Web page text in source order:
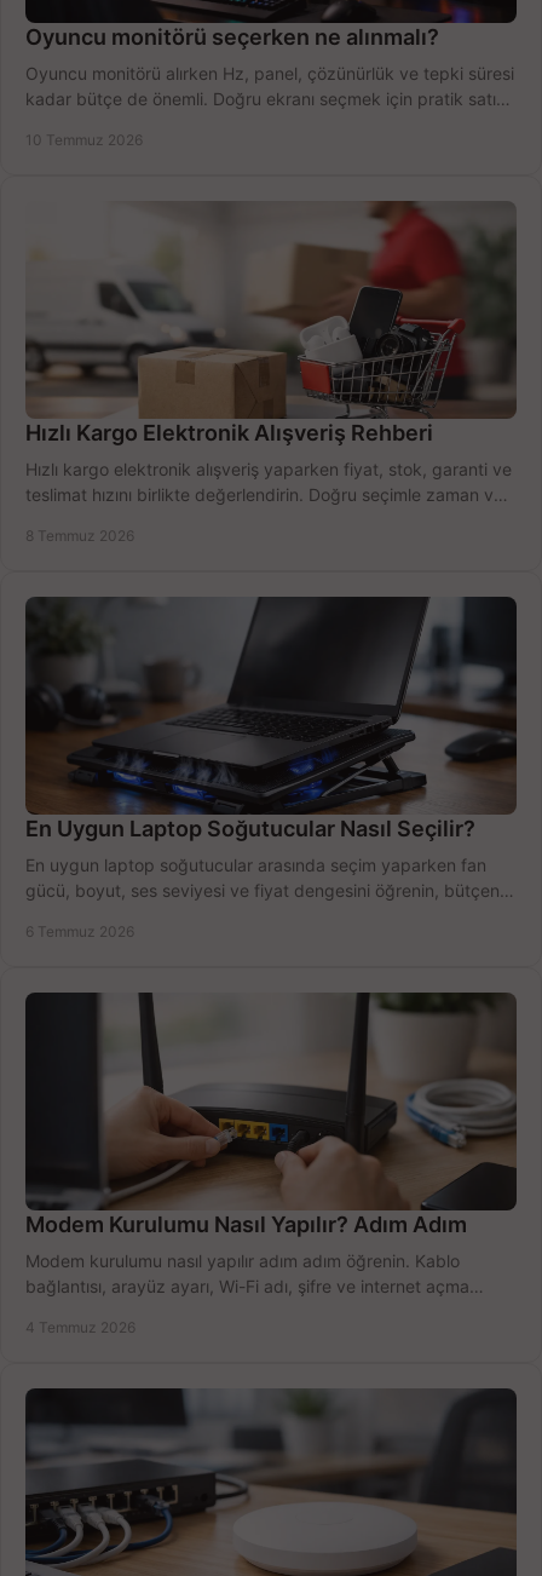
Oyuncu monitörü seçerken ne alınmalı?
Oyuncu monitörü alırken Hz, panel, çözünürlük ve tepki süresi
kadar bütçe de önemli. Doğru ekranı seçmek için pratik satın
10 Temmuz 2026
Hızlı Kargo Elektronik Alışveriş Rehberi
Hızlı kargo elektronik alışveriş yaparken fiyat, stok, garanti ve
teslimat hızını birlikte değerlendirin. Doğru seçimle zaman ve
8 Temmuz 2026
En Uygun Laptop Soğutucular Nasıl Seçilir?
En uygun laptop soğutucular arasında seçim yaparken fan
gücü, boyut, ses seviyesi ve fiyat dengesini öğrenin, bütçenizi
6 Temmuz 2026
Modem Kurulumu Nasıl Yapılır? Adım Adım
Modem kurulumu nasıl yapılır adım adım öğrenin. Kablo
bağlantısı, arayüz ayarı, Wi-Fi adı, şifre ve internet açma
4 Temmuz 2026